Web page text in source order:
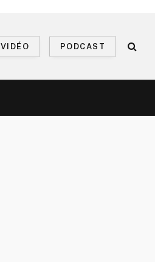
VIDÉO PODCAST